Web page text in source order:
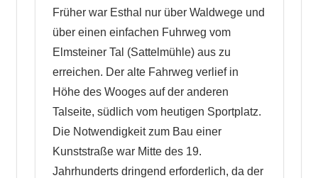
Früher war Esthal nur über Waldwege und
über einen einfachen Fuhrweg vom
Elmsteiner Tal (Sattelmühle) aus zu
erreichen. Der alte Fahrweg verlief in
Höhe des Wooges auf der anderen
Talseite, südlich vom heutigen Sportplatz.
Die Notwendigkeit zum Bau einer
Kunststraße war Mitte des 19.
Jahrhunderts dringend erforderlich, da der